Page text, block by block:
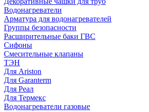
Водонагреватели
Арматура для водонагревателей
Группы безопасности
Расширительные баки ГВС
Сифоны
Смесительные клапаны
ТЭН
Для Ariston
Для Garanterm
Для Реал
Для Термекс
Водонагреватели газовые